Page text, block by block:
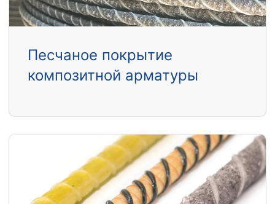
Песчаное покрытие
композитной арматуры